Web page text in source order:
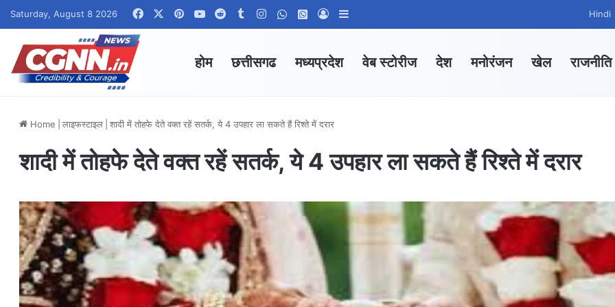
Saturday, August 8 2026 FacebookPinterestYouTubeRedditTumblrInstagramWhatsApp Channel
WhatsApp Group
Log In Hindi
होम छत्तीसगढ मध्यप्रदेश वेब स्टोरीज देश मनोरंजन खेल राजनीति
Home लाइफस्टाइल शादी में तोहफे देते वक्त रहें सतर्क, ये 4 उपहार ला सकते हैं रिश्ते में दरार
शादी में तोहफे देते वक्त रहें सतर्क, ये 4 उपहार ला सकते हैं रिश्ते में दरार